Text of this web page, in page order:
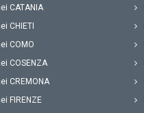
CATANIA
CHIETI
COMO
COSENZA
CREMONA
FIRENZE